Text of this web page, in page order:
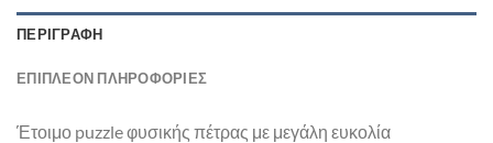
ΠΕΡΙΓΡΑΦΉ
ΕΠΙΠΛΈΟΝ ΠΛΗΡΟΦΟΡΊΕΣ
Έτοιμο puzzle φυσικής πέτρας με μεγάλη ευκολία